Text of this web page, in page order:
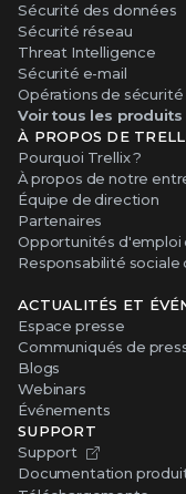
Sécurité des données
Sécurité réseau
Threat Intelligence
Sécurité e-mail
Opérations de sécurité
Voir tous les produits
À PROPOS DE
Pourquoi Trellix ?
À propos de notre
Équipe de direction
Partenaires
Opportunités d'emploi
Responsabilité
ACTUALITÉS ET
Espace presse
Communiqués de
Blogs
Webinars
Événements
SUPPORT
Support
Documentation